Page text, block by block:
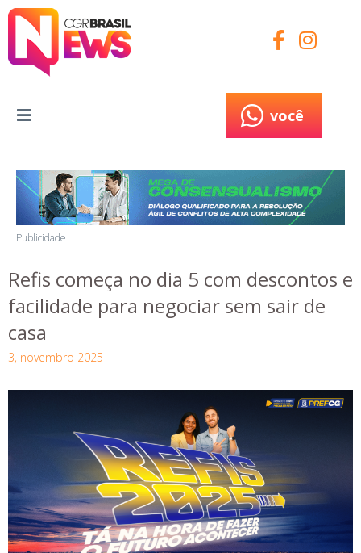
você
Publicidade
Refis começa no dia 5 com descontos e
facilidade para negociar sem sair de
casa
3, novembro 2025